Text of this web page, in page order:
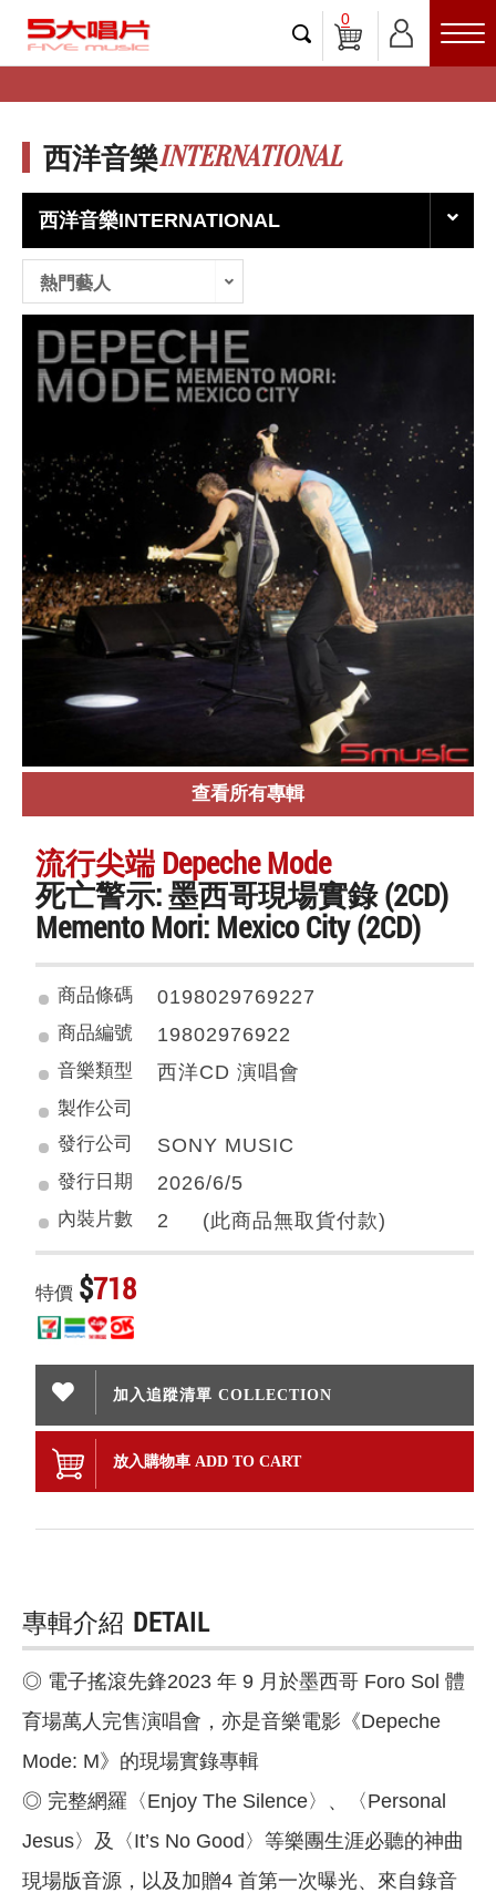
0
西洋音樂INTERNATIONAL
西洋音樂INTERNATIONAL
熱門藝人
查看所有專輯
流行尖端 Depeche Mode
死亡警示: 墨西哥現場實錄 (2CD)
Memento Mori: Mexico City (2CD)
商品條碼 0198029769227
商品編號 19802976922
音樂類型 西洋CD 演唱會
製作公司
發行公司
SONY MUSIC
發行日期 2026/6/5
內裝片數 2 (此商品無取貨付款)
特價 $718
加入追蹤清單 COLLECTION
放入購物車 ADD TO CART
專輯介紹 DETAIL
◎ 電子搖滾先鋒2023 年 9 月於墨西哥 Foro Sol 體
育場萬人完售演唱會，亦是音樂電影《Depeche
Mode: M》的現場實錄專輯
◎ 完整網羅〈Enjoy The Silence〉、〈Personal
Jesus〉及〈It’s No Good〉等樂團生涯必聽的神曲
現場版音源，以及加贈4 首第一次曝光、來自錄音